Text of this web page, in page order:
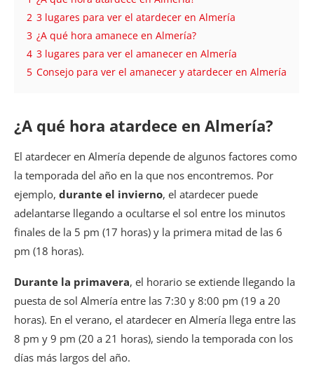
2 3 lugares para ver el atardecer en Almería
3 ¿A qué hora amanece en Almería?
4 3 lugares para ver el amanecer en Almería
5 Consejo para ver el amanecer y atardecer en Almería
¿A qué hora atardece en Almería?
El atardecer en Almería depende de algunos factores como
la temporada del año en la que nos encontremos. Por
ejemplo, durante el invierno, el atardecer puede
adelantarse llegando a ocultarse el sol entre los minutos
finales de la 5 pm (17 horas) y la primera mitad de las 6
pm (18 horas).
Durante la primavera, el horario se extiende llegando la
puesta de sol Almería entre las 7:30 y 8:00 pm (19 a 20
horas). En el verano, el atardecer en Almería llega entre las
8 pm y 9 pm (20 a 21 horas), siendo la temporada con los
días más largos del año.